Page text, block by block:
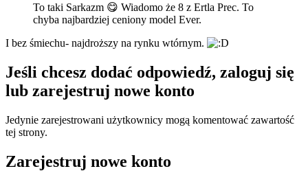
To taki Sarkazm 😋 Wiadomo że 8 z Ertla Prec. To
chyba najbardziej ceniony model Ever.
I bez śmiechu- najdroższy na rynku wtórnym.
Jeśli chcesz dodać odpowiedź, zaloguj się
lub zarejestruj nowe konto
Jedynie zarejestrowani użytkownicy mogą komentować zawartość
tej strony.
Zarejestruj nowe konto